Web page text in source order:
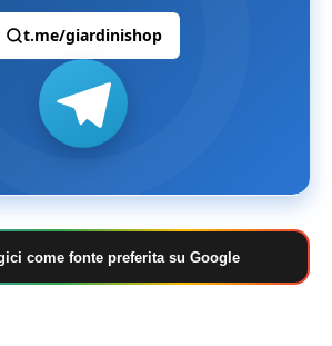
t.me/giardinishop
come fonte preferita su Google